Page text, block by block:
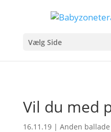
Vælg Side
Vil du med
16.11.19| Anden ballade